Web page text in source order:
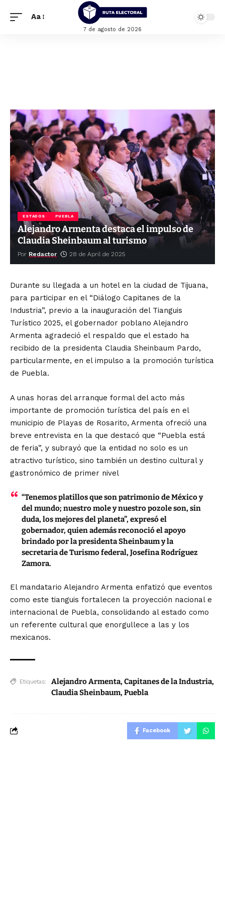
Aa
7 de agosto de 2026
ESTADOS PUEBLA
Alejandro Armenta destaca el impulso de
Claudia Sheinbaum al turismo
Por Redactor 28 de April de 2025
Durante su llegada a un hotel en la ciudad de Tijuana,
para participar en el “Diálogo Capitanes de la
Industria”, previo a la inauguración del Tianguis
Turístico 2025, el gobernador poblano Alejandro
Armenta agradeció el respaldo que el estado ha
recibido de la presidenta Claudia Sheinbaum Pardo,
particularmente, en el impulso a la promoción turística
de Puebla.
A unas horas del arranque formal del acto más
importante de promoción turística del país en el
municipio de Playas de Rosarito, Armenta ofreció una
breve entrevista en la que destacó que “Puebla está
de feria”, y subrayó que la entidad no solo es un
atractivo turístico, sino también un destino cultural y
gastronómico de primer nivel
“Tenemos platillos que son patrimonio de México y
del mundo; nuestro mole y nuestro pozole son, sin
duda, los mejores del planeta”, expresó el
gobernador, quien además reconoció el apoyo
brindado por la presidenta Sheinbaum y la
secretaria de Turismo federal, Josefina Rodríguez
Zamora.
El mandatario Alejandro Armenta enfatizó que eventos
como este tianguis fortalecen la proyección nacional e
internacional de Puebla, consolidando al estado como
un referente cultural que enorgullece a las y los
mexicanos.
Etiquetas: Alejandro Armenta, Capitanes de la Industria,
Claudia Sheinbaum, Puebla
Facebook